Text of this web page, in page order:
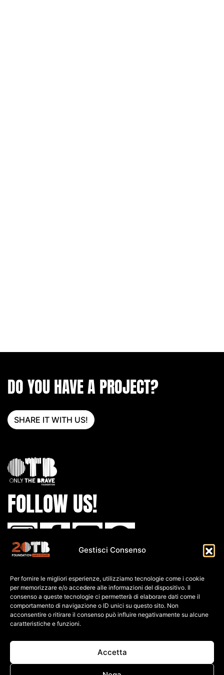
Gestisci Consenso
Per fornire le migliori esperienze, utilizziamo tecnologie come i cookie
per memorizzare e/o accedere alle informazioni del dispositivo. Il
consenso a queste tecnologie ci permetterà di elaborare dati come il
comportamento di navigazione o ID unici su questo sito. Non
acconsentire o ritirare il consenso può influire negativamente su alcune
caratteristiche e funzioni.
Accetta
DO YOU HAVE A PROJECT?
SHARE IT WITH US!
FOLLOW US!
IT80 L030 6909 6061 0000 0139 761
C.F: 91026690247
P.IVA: 04552060248
PRIVACY POLICY
COOKIE POLICY